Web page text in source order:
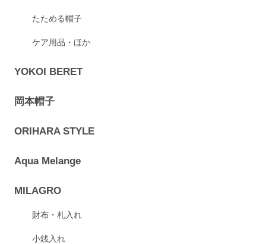
たためる帽子
ケア用品・ほか
YOKOI BERET
岡本帽子
ORIHARA STYLE
Aqua Melange
MILAGRO
財布・札入れ
小銭入れ